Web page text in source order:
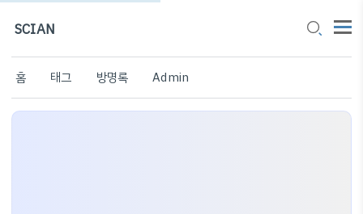
SCIAN
홈 태그 방명록 Admin